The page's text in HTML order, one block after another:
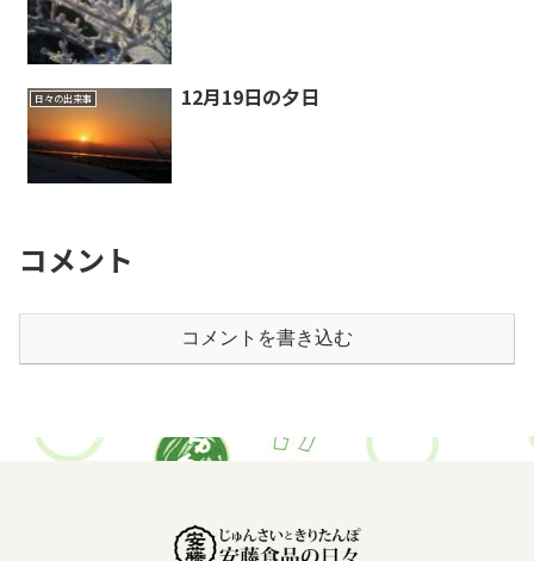
日々の出来事 12月19日の夕日
コメント
コメントを書き込む